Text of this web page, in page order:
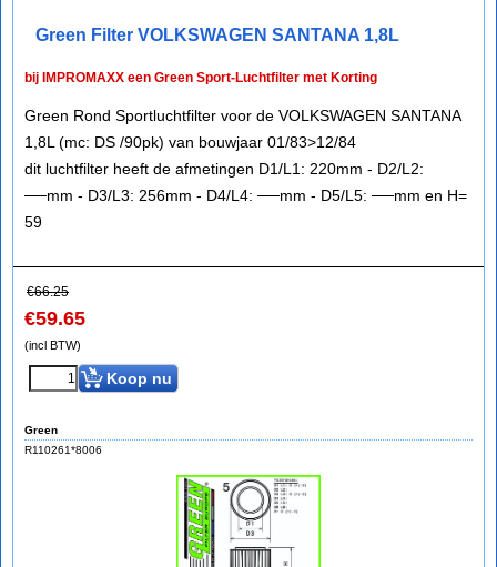
Green Filter VOLKSWAGEN SANTANA 1,8L
bij IMPROMAXX een Green Sport-Luchtfilter met Korting
Green Rond Sportluchtfilter voor de VOLKSWAGEN SANTANA
1,8L (mc: DS /90pk) van bouwjaar 01/83>12/84
dit luchtfilter heeft de afmetingen D1/L1: 220mm - D2/L2:
──mm - D3/L3: 256mm - D4/L4: ──mm - D5/L5: ──mm en H=
59
€66.25
€59.65
(incl BTW)
Koop nu
Green
R110261*8006